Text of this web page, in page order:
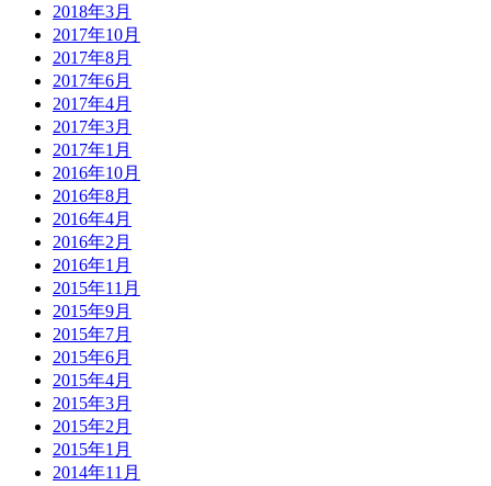
2018年3月
2017年10月
2017年8月
2017年6月
2017年4月
2017年3月
2017年1月
2016年10月
2016年8月
2016年4月
2016年2月
2016年1月
2015年11月
2015年9月
2015年7月
2015年6月
2015年4月
2015年3月
2015年2月
2015年1月
2014年11月